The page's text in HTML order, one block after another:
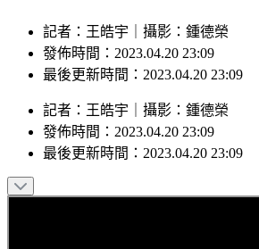
記者：王皓宇｜攝影：鍾德榮
發佈時間：2023.04.20 23:09
最後更新時間：2023.04.20 23:09
記者 ： 王皓宇 攝影 ： 鍾德榮
發佈時間： 2023.04.20 23:09
最後更新時間： 2023.04.20 23:09